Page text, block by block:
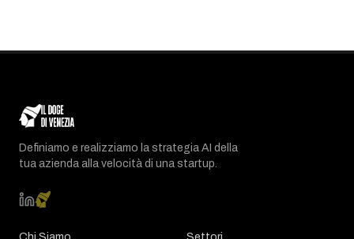
Definiamo e realizziamo la strategia AI della
tua azienda alla velocità di una startup.